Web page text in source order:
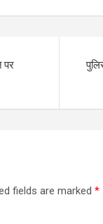
पर
fields are marked*